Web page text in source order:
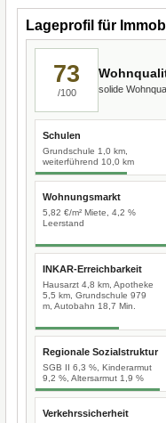
Lageprofil für
73
/100 solide
Schulen
Grundschule 1,0 km,
weiterführend 10,0 km
Wohnungsmarkt
5,82 €/m² Miete, 4,2 %
Leerstand
INKAR-Erreichbarkeit
Hausarzt 4,8 km, Apotheke
5,5 km, Grundschule 979
m, Autobahn 18,7 Min.
Regionale Sozialstruktur
SGB II 6,3 %, Kinderarmut
9,2 %, Altersarmut 1,9 %
Verkehrssicherheit